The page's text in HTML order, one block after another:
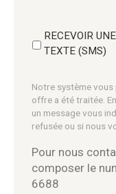
RECEVOIR
TEXTE (SMS)
Notre système
offre a été traitée.
un message vous
refusée ou si nous
Pour nous
composer le
6688